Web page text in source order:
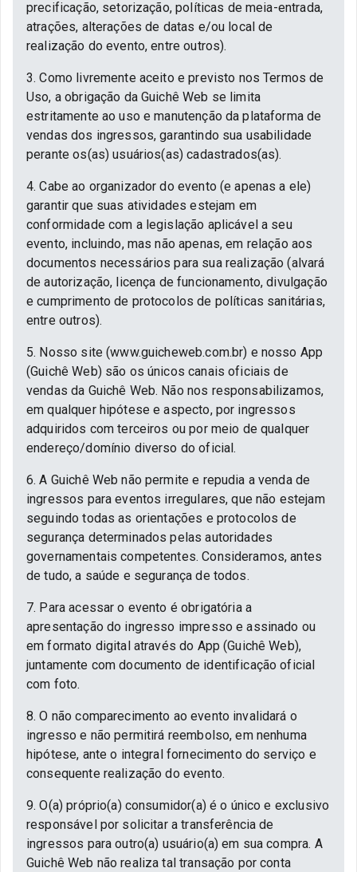
precificação, setorização, políticas de meia-entrada,
atrações, alterações de datas e/ou local de
realização do evento, entre outros).
3. Como livremente aceito e previsto nos Termos de
Uso, a obrigação da Guichê Web se limita
estritamente ao uso e manutenção da plataforma de
vendas dos ingressos, garantindo sua usabilidade
perante os(as) usuários(as) cadastrados(as).
4. Cabe ao organizador do evento (e apenas a ele)
garantir que suas atividades estejam em
conformidade com a legislação aplicável a seu
evento, incluindo, mas não apenas, em relação aos
documentos necessários para sua realização (alvará
de autorização, licença de funcionamento, divulgação
e cumprimento de protocolos de políticas sanitárias,
entre outros).
5. Nosso site (www.guicheweb.com.br) e nosso App
(Guichê Web) são os únicos canais oficiais de
vendas da Guichê Web. Não nos responsabilizamos,
em qualquer hipótese e aspecto, por ingressos
adquiridos com terceiros ou por meio de qualquer
endereço/domínio diverso do oficial.
6. A Guichê Web não permite e repudia a venda de
ingressos para eventos irregulares, que não estejam
seguindo todas as orientações e protocolos de
segurança determinados pelas autoridades
governamentais competentes. Consideramos, antes
de tudo, a saúde e segurança de todos.
7. Para acessar o evento é obrigatória a
apresentação do ingresso impresso e assinado ou
em formato digital através do App (Guichê Web),
juntamente com documento de identificação oficial
com foto.
8. O não comparecimento ao evento invalidará o
ingresso e não permitirá reembolso, em nenhuma
hipótese, ante o integral fornecimento do serviço e
consequente realização do evento.
9. O(a) próprio(a) consumidor(a) é o único e exclusivo
responsável por solicitar a transferência de
ingressos para outro(a) usuário(a) em sua compra. A
Guichê Web não realiza tal transação por conta